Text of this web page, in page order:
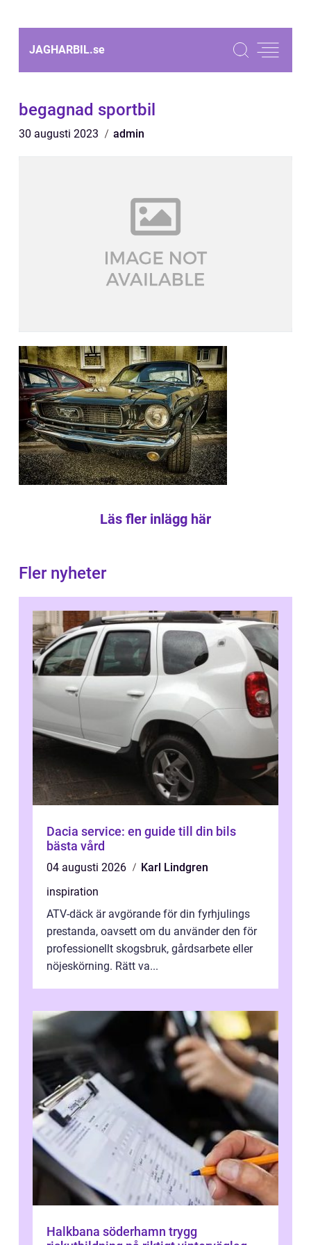
JAGHARBIL.se
begagnad sportbil
30 augusti 2023 admin
Läs fler inlägg här
Fler nyheter
Dacia service: en guide till din bils
bästa vård
04 augusti 2026
Karl Lindgren
inspiration
ATV-däck är avgörande för din fyrhjulings
prestanda, oavsett om du använder den för
professionellt skogsbruk, gårdsarbete eller
nöjeskörning. Rätt va...
Halkbana söderhamn trygg